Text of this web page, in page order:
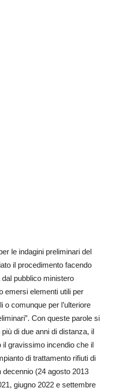
le indagini preliminari del
il procedimento facendo
pubblico ministero
emersi elementi utili per
o comunque per l’ulteriore
Con queste parole si
di due anni di distanza, il
gravissimo incendio che il
di trattamento rifiuti di
decennio (24 agosto 2013
giugno 2022 e settembre